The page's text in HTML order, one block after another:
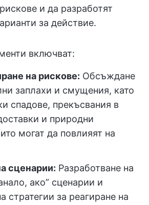
и да разработят
за действие.
включват:
на рискове: Обсъждане
заплахи и смущения, като
спадове, прекъсвания в
и природни
могат да повлияят на
сценарии: Разработване на
ако” сценарии и
стратегии за реагиране на